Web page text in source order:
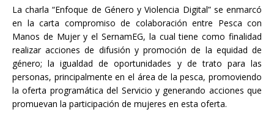
La charla “Enfoque de Género y Violencia Digital” se enmarcó
en la carta compromiso de colaboración entre Pesca con
Manos de Mujer y el SernamEG, la cual tiene como finalidad
realizar acciones de difusión y promoción de la equidad de
género; la igualdad de oportunidades y de trato para las
personas, principalmente en el área de la pesca, promoviendo
la oferta programática del Servicio y generando acciones que
promuevan la participación de mujeres en esta oferta.